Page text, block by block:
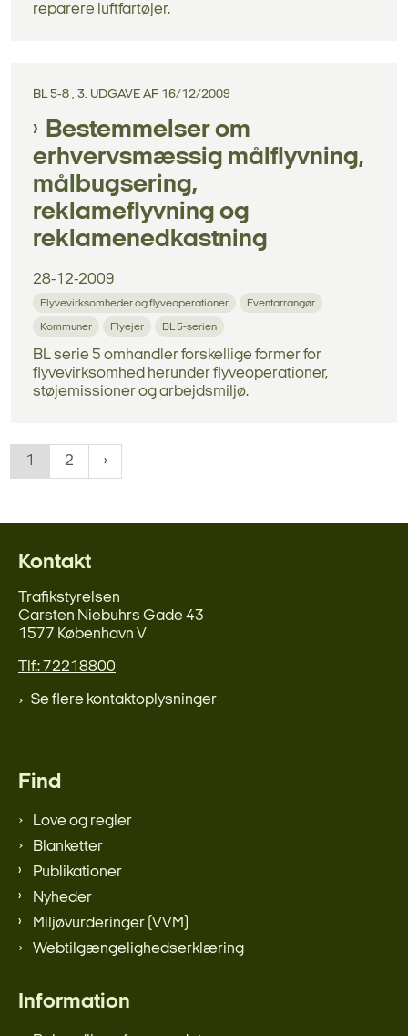
reparere luftfartøjer.
BL 5-8 , 3. UDGAVE AF 16/12/2009
Bestemmelser om
erhvervsmæssig målflyvning,
målbugsering,
reklameflyvning og
reklamenedkastning
28-12-2009
Flyvevirksomheder og flyveoperationer Eventarrangør
Kommuner Flyejer BL 5-serien
BL serie 5 omhandler forskellige former for
flyvevirksomhed herunder flyveoperationer,
støjemissioner og arbejdsmiljø.
1 2
Kontakt
Trafikstyrelsen
Carsten Niebuhrs Gade 43
1577 København V
Tlf.: 72218800
Se flere kontaktoplysninger
Find
Love og regler
Blanketter
Publikationer
Nyheder
Miljøvurderinger (VVM)
Webtilgængelighedserklæring
Information